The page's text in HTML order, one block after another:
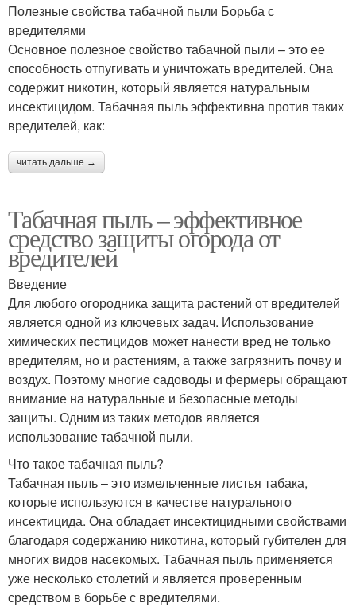
Полезные свойства табачной пыли Борьба с
вредителями
Основное полезное свойство табачной пыли – это ее
способность отпугивать и уничтожать вредителей. Она
содержит никотин, который является натуральным
инсектицидом. Табачная пыль эффективна против таких
вредителей, как:
читать дальше →
Табачная пыль – эффективное
средство защиты огорода от
вредителей
Введение
Для любого огородника защита растений от вредителей
является одной из ключевых задач. Использование
химических пестицидов может нанести вред не только
вредителям, но и растениям, а также загрязнить почву и
воздух. Поэтому многие садоводы и фермеры обращают
внимание на натуральные и безопасные методы
защиты. Одним из таких методов является
использование табачной пыли.
Что такое табачная пыль?
Табачная пыль – это измельченные листья табака,
которые используются в качестве натурального
инсектицида. Она обладает инсектицидными свойствами
благодаря содержанию никотина, который губителен для
многих видов насекомых. Табачная пыль применяется
уже несколько столетий и является проверенным
средством в борьбе с вредителями.